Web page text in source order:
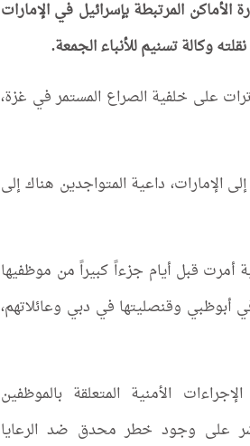
المرتبطة بإسرائيل في الإمارات
وكالة تسنيم للأنباء الجمعة.
على خلفية الصراع المستمر في غزة،
الإمارات، داعية المتواجدين هناك إلى
أمرت قبل أيام جزءاً كبيراً من موظفيها
أبوظبي وقنصليتها في دبي وعائلاتهم،
الأمنية المتعلقة بالموظفين
على وجود خطر محدق ضد الرعايا